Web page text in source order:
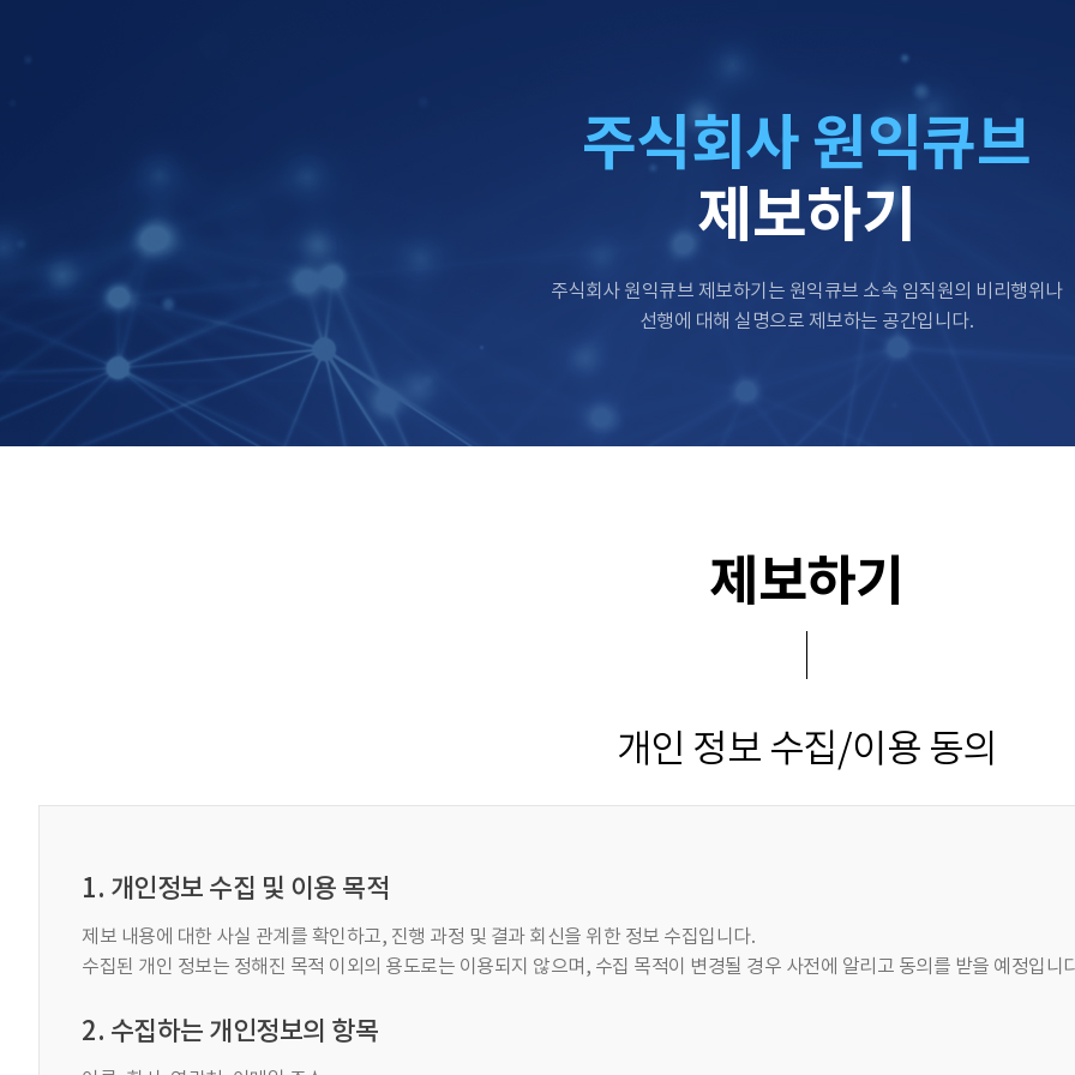
주식회사 원익큐브
제보하기
주식회사 원익큐브 제보하기는 원익큐브 소속 임직원의 비리행위나
선행에 대해 실명으로 제보하는 공간입니다.
제보하기
개인 정보 수집/이용 동의
1. 개인정보 수집 및 이용 목적
제보 내용에 대한 사실 관계를 확인하고, 진행 과정 및 결과 회신을 위한 정보 수집입니다.
수집된 개인 정보는 정해진 목적 이외의 용도로는 이용되지 않으며, 수집 목적이 변경될 경우 사전에 알리고 동의를 받을 예정입니
2. 수집하는 개인정보의 항목